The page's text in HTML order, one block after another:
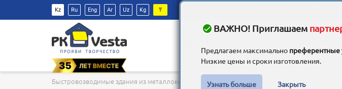
ВАЖНО! Приглашаем
Предлагаем максимально преферентные
Низкие цены и сроки изготовления.
Узнать больше Закрыть
Kz Ru Eng Ar Uz Kg ₸
Быстровозводимые здания из металлоконструкций в Казахстане Обзор продукции и услуг